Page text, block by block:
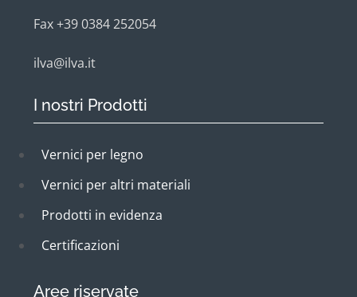
Fax +39 0384 252054
ilva@ilva.it
I nostri Prodotti
Vernici per legno
Vernici per altri materiali
Prodotti in evidenza
Certificazioni
Aree riservate